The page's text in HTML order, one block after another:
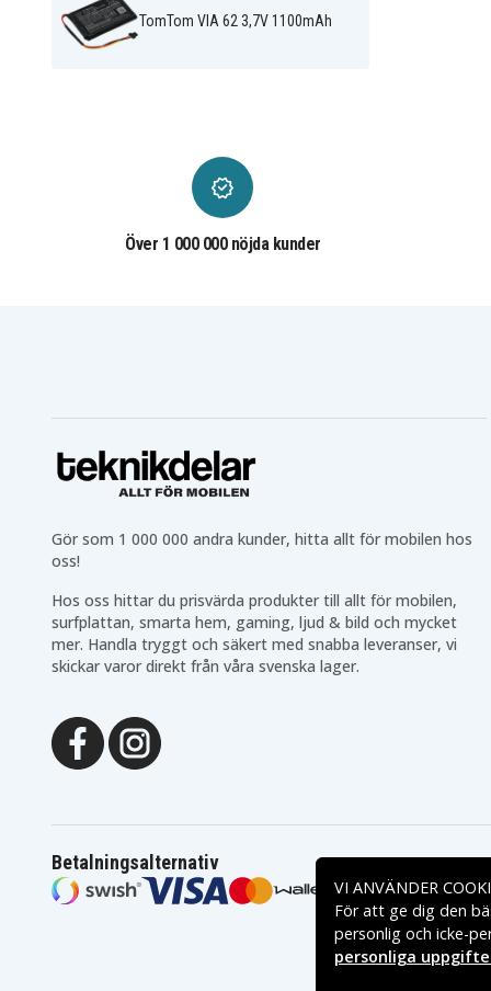
TomTom VIA 62 3,7V 1100mAh
Över 1 000 000 nöjda kunder
Gör som 1 000 000 andra kunder, hitta allt för mobilen hos
oss!
Hos oss hittar du prisvärda produkter till allt för mobilen,
surfplattan, smarta hem, gaming, ljud & bild och mycket
mer. Handla tryggt och säkert med snabba leveranser, vi
skickar varor direkt från våra svenska lager.
Betalningsalternativ
VI ANVÄNDER
För att ge dig den
personlig och icke-
personliga